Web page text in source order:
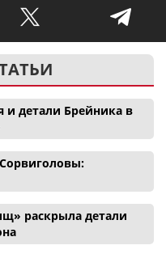
и детали Брейника в
раскрыла детали